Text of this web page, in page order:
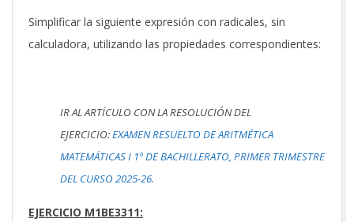
Simplificar la siguiente expresión con radicales, sin
calculadora, utilizando las propiedades correspondientes:
IR AL ARTÍCULO CON LA RESOLUCIÓN DEL
EJERCICIO:EXAMEN RESUELTO DE ARITMÉTICA
MATEMÁTICAS I 1º DE BACHILLERATO, PRIMER TRIMESTRE
DEL CURSO 2025-26.
EJERCICIO M1BE3311: